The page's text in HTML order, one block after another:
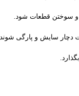
و سوختن قطعات شود.
سایش و پارگی شوند.